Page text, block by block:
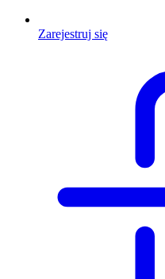
Zarejestruj się